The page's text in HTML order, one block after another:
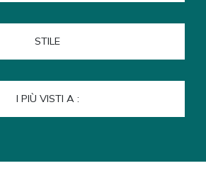
STILE
I PIÙ VISTI A :